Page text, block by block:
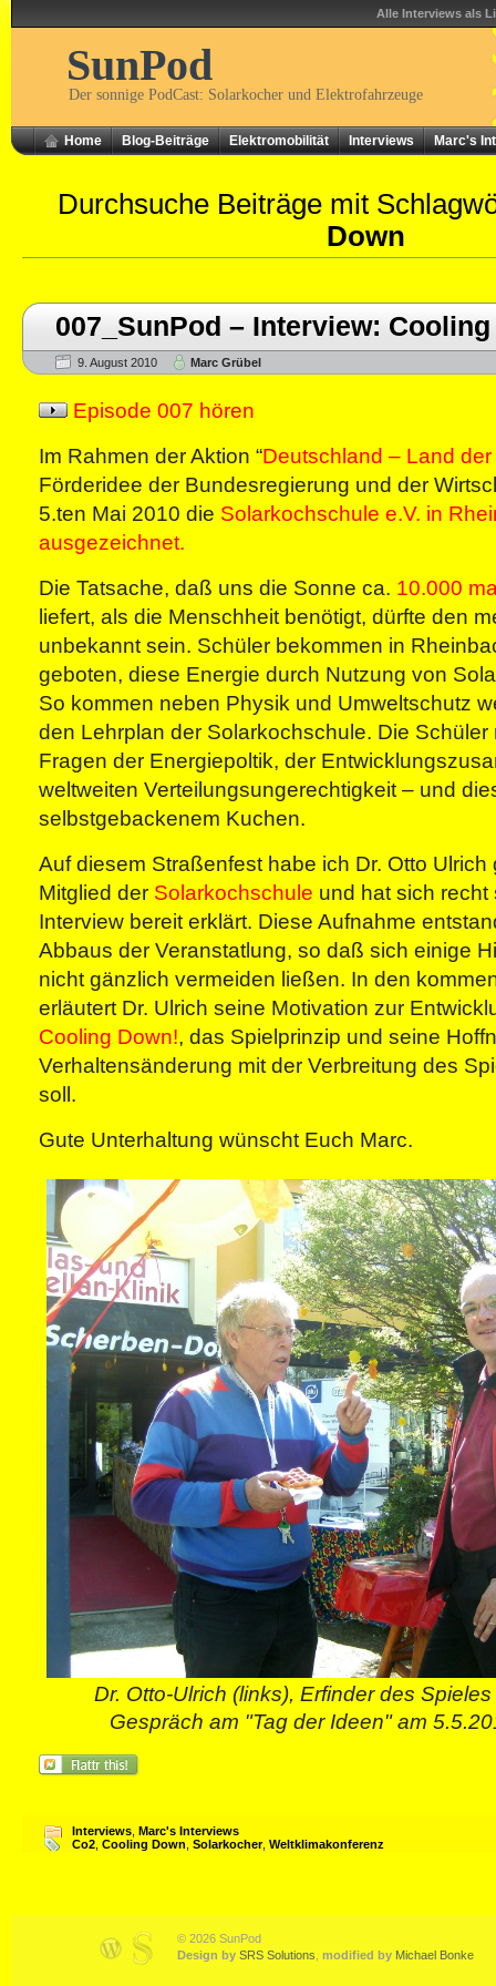
Alle Interviews als
SunPod
Der sonnige PodCast: Solarkocher und Elektrofahrzeuge
Home Blog-Beiträge Elektromobilität Interviews Marc's
Durchsuche Beiträge mit
Down
007_SunPod – Interview:
9. August 2010 Marc Grübel
Episode 007 hören
Im Rahmen der Aktion “Deutschland – Land
Förderidee der Bundesregierung und der
5.ten Mai 2010 die Solarkochschule e.V. in
ausgezeichnet.
Die Tatsache, daß uns die Sonne ca. 10.000
liefert, als die Menschheit benötigt, dürfte den
unbekannt sein. Schüler bekommen in
geboten, diese Energie durch Nutzung von
So kommen neben Physik und Umweltschutz
den Lehrplan der Solarkochschule. Die
Fragen der Energiepoltik, der
weltweiten Verteilungsungerechtigkeit – und
selbstgebackenem Kuchen.
Auf diesem Straßenfest habe ich Dr. Otto Ulrich
Mitglied der Solarkochschule und hat sich
Interview bereit erklärt. Diese Aufnahme
Abbaus der Veranstatlung, so daß sich einige
nicht gänzlich vermeiden ließen. In den
erläutert Dr. Ulrich seine Motivation zur
Cooling Down!, das Spielprinzip und seine
Verhaltensänderung mit der Verbreitung des
soll.
Gute Unterhaltung wünscht Euch Marc.
Dr. Otto-Ulrich (links), Erfinder des
Gespräch am "Tag der Ideen" am
Interviews Marc's Interviews
Co2 Cooling Down Solarkocher, Weltklimakonferenz
© 2026 SunPod
Design by SRS Solutions modified by Michael Bonke